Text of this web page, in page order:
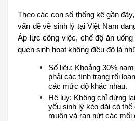
Theo các con số thống kê gần
vấn đề về sinh lý tại Việt Nam
Áp lực công việc, chế độ ăn
quen sinh hoạt không điều độ là
Số liệu: Khoảng 30%
phải các tình trạng rối
các mức độ khác nhau.
Hệ lụy: Không chỉ dừng
yếu sinh lý kéo dài có thể
muộn và rạn nứt các mối